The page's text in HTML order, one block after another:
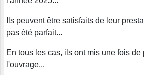
Ils peuvent être satisfaits de leur
pas été parfait...
En tous les cas, ils ont mis une fois de
l'ouvrage...